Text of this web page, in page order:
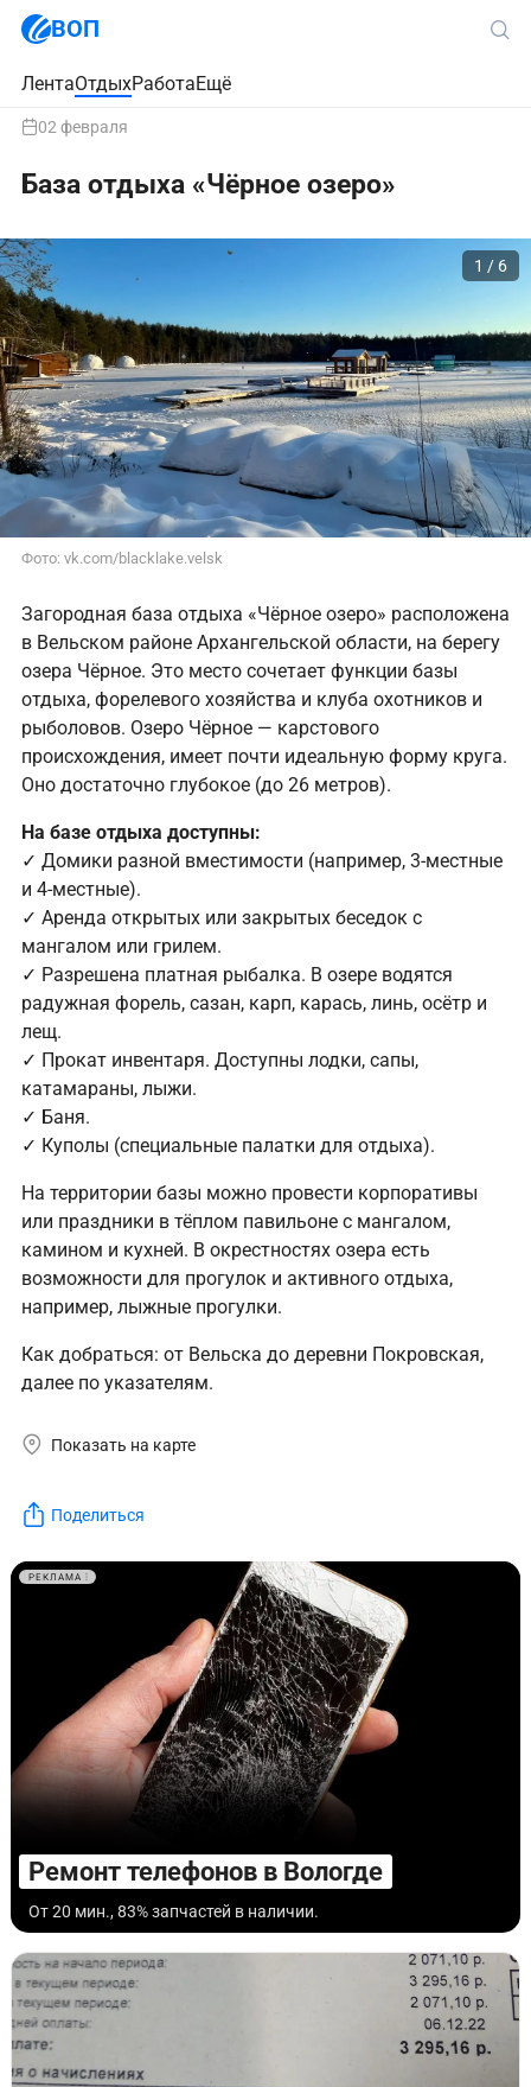
ВОП
ЛентаОтдыхРаботаЕщё
02 февраля
База отдыха «Чёрное озеро»
Фото: vk.com/blacklake.velsk
1 / 6
Загородная база отдыха «Чёрное озеро» расположена
в Вельском районе Архангельской области, на берегу
озера Чёрное. Это место сочетает функции базы
отдыха, форелевого хозяйства и клуба охотников и
рыболовов. Озеро Чёрное — карстового
происхождения, имеет почти идеальную форму круга.
Оно достаточно глубокое (до 26 метров).
На базе отдыха доступны:
✓ Домики разной вместимости (например, 3-местные
и 4-местные).
✓ Аренда открытых или закрытых беседок с
мангалом или грилем.
✓ Разрешена платная рыбалка. В озере водятся
радужная форель, сазан, карп, карась, линь, осётр и
лещ.
✓ Прокат инвентаря. Доступны лодки, сапы,
катамараны, лыжи.
✓ Баня.
✓ Куполы (специальные палатки для отдыха).
На территории базы можно провести корпоративы
или праздники в тёплом павильоне с мангалом,
камином и кухней. В окрестностях озера есть
возможности для прогулок и активного отдыха,
например, лыжные прогулки.
Как добраться: от Вельска до деревни Покровская,
далее по указателям.
Показать на карте
Поделиться
РЕКЛАМА
Ремонт телефонов в Вологде
От 20 мин., 83% запчастей в наличии.